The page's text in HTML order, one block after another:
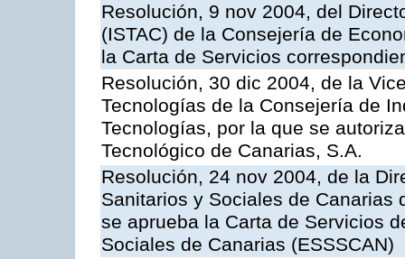
Resolución, 9 nov 2004, del
(ISTAC) de la Consejería de
la Carta de Servicios
Resolución, 30 dic 2004, de la
Tecnologías de la Consejería de
Tecnologías, por la que se
Tecnológico de Canarias, S.A.
Resolución, 24 nov 2004, de la
Sanitarios y Sociales de Canarias
se aprueba la Carta de Servicios
Sociales de Canarias (ESSSCAN)